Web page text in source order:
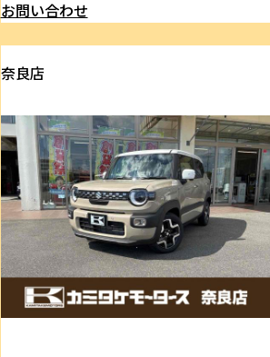
お問い合わせ
奈良店